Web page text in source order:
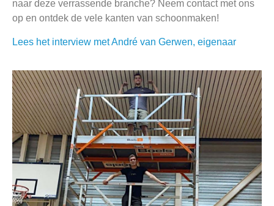
naar deze verrassende branche? Neem contact met ons
op en ontdek de vele kanten van schoonmaken!
Lees het interview met André van Gerwen, eigenaar